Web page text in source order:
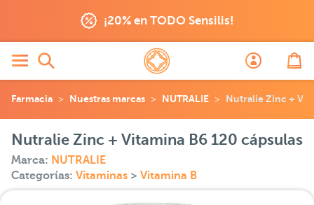
¡20% en TODO Sensilis!
Farmacia Nuestras marcas NUTRALIE Nutralie Zinc +
Nutralie Zinc + Vitamina B6 120 cápsulas
Marca: NUTRALIE
Categorías: Vitaminas > Vitamina B